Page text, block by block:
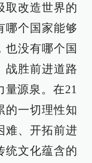
取改造世界的
哪个国家能够
也没有哪个国
战胜前进道路
量源泉。在21
的一切理性知
难、开拓前进
统文化蕴含的